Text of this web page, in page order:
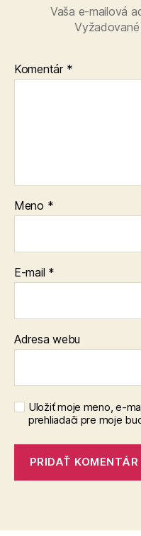
Vaša e-mailová
Komentár *
Meno *
E-mail *
Adresa webu
Uložiť moje meno, e-
prehliadači pre moje